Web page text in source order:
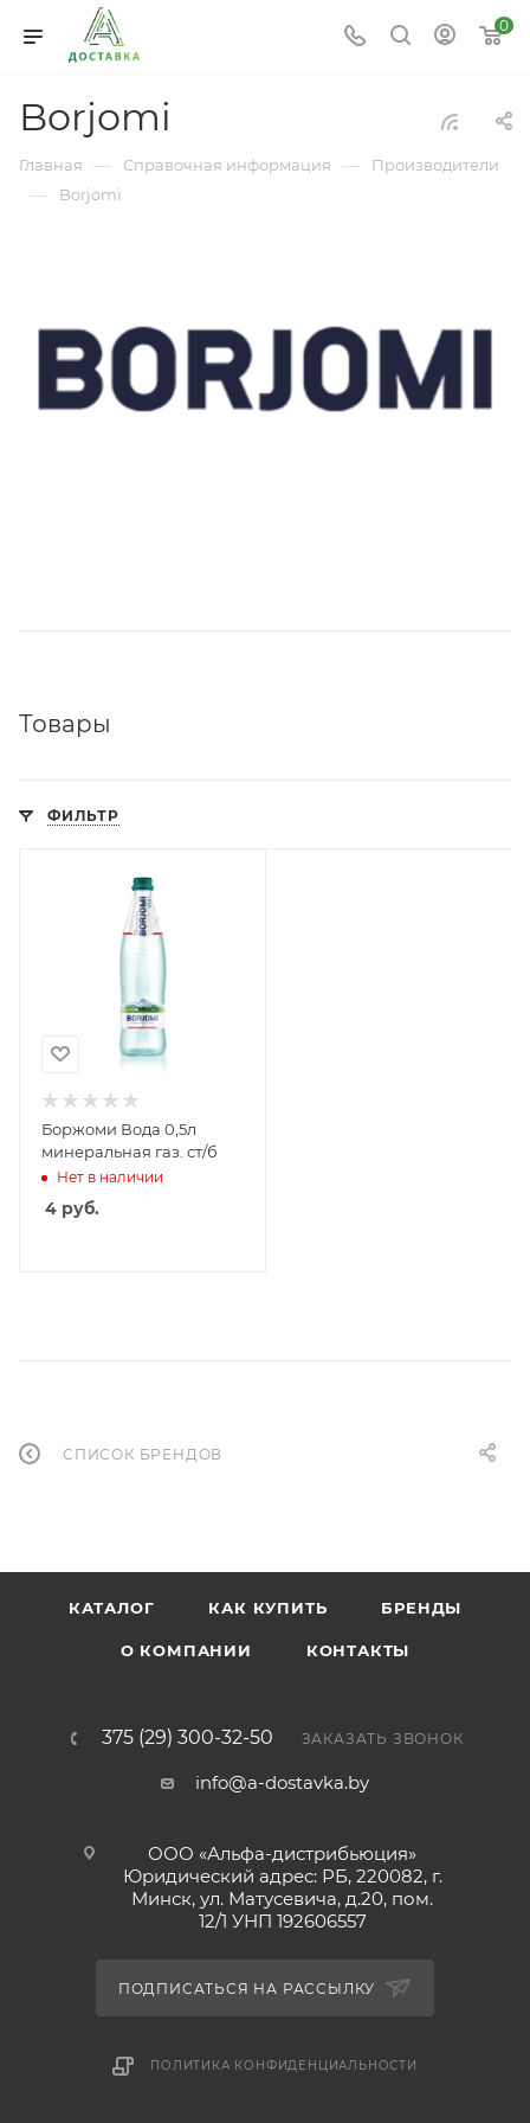
0
Borjomi
Главная — Справочная информация — Производители
— Borjomi
Товары
ФИЛЬТР
Боржоми Вода 0,5л
минеральная газ. ст/б
Нет в наличии
4 руб.
СПИСОК БРЕНДОВ
КАТАЛОГ КАК КУПИТЬ БРЕНДЫ
О КОМПАНИИ КОНТАКТЫ
375 (29) 300-32-50 ЗАКАЗАТЬ ЗВОНОК
info@a-dostavka.by
ООО «Альфа-дистрибьюция»
Юридический адрес: РБ, 220082, г.
Минск, ул. Матусевича, д.20, пом.
12/1 УНП 192606557
ПОДПИСАТЬСЯ НА РАССЫЛКУ
ПОЛИТИКА КОНФИДЕНЦИАЛЬНОСТИ